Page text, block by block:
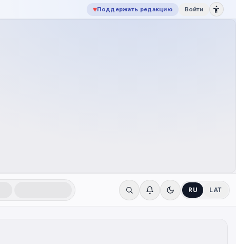
♥Поддержать редакцию Войти
RU LAT